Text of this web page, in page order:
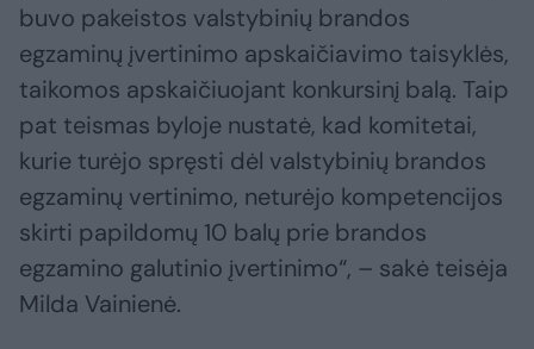
buvo pakeistos valstybinių brandos
egzaminų įvertinimo apskaičiavimo taisyklės,
taikomos apskaičiuojant konkursinį balą. Taip
pat teismas byloje nustatė, kad komitetai,
kurie turėjo spręsti dėl valstybinių brandos
egzaminų vertinimo, neturėjo kompetencijos
skirti papildomų 10 balų prie brandos
egzamino galutinio įvertinimo“, – sakė teisėja
Milda Vainienė.